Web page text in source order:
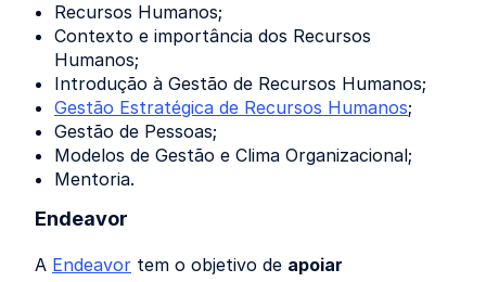
Recursos Humanos;
Contexto e importância dos Recursos
Humanos;
Introdução à Gestão de Recursos Humanos;
Gestão Estratégica de Recursos Humanos;
Gestão de Pessoas;
Modelos de Gestão e Clima Organizacional;
Mentoria.
Endeavor
A Endeavor tem o objetivo de apoiar